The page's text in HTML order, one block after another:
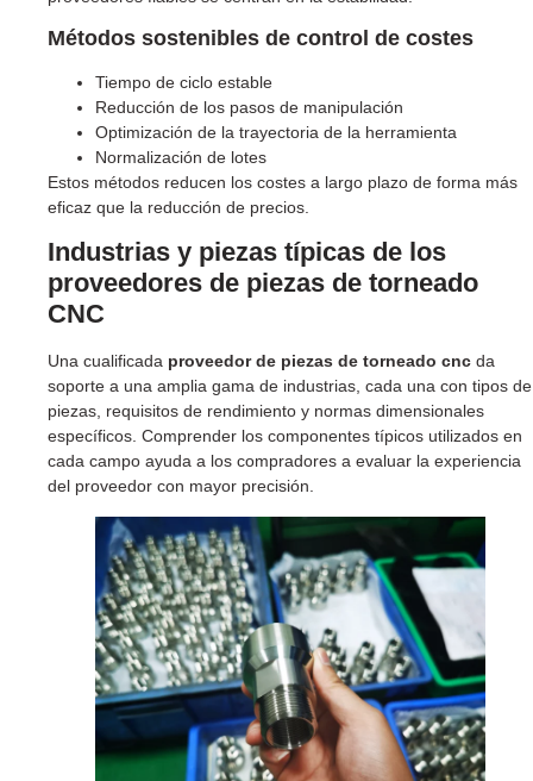
Métodos sostenibles de control de costes
Tiempo de ciclo estable
Reducción de los pasos de manipulación
Optimización de la trayectoria de la herramienta
Normalización de lotes
Estos métodos reducen los costes a largo plazo de forma más
eficaz que la reducción de precios.
Industrias y piezas típicas de los
proveedores de piezas de torneado
CNC
Una cualificada proveedor de piezas de torneado cnc da
soporte a una amplia gama de industrias, cada una con tipos de
piezas, requisitos de rendimiento y normas dimensionales
específicos. Comprender los componentes típicos utilizados en
cada campo ayuda a los compradores a evaluar la experiencia
del proveedor con mayor precisión.